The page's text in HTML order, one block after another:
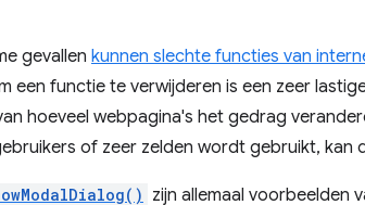
gevallen kunnen slechte functies van
een ​​functie te verwijderen is een zeer
hoeveel webpagina's het gedrag
of zeer zelden wordt gebruikt, kan
zijn allemaal voorbeelden